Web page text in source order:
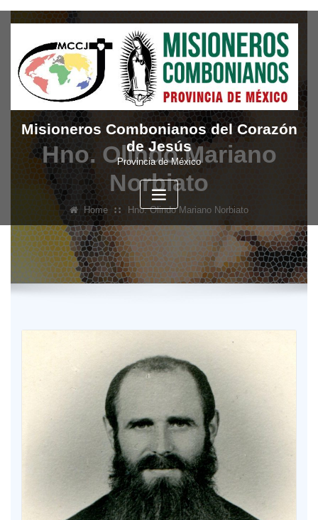
Skip
content
Misioneros Combonianos del Corazón
de Jesús
Provincia de México
Hno. Olindo Mariano
Norbiato
Home Hno. Olindo Mariano Norbiato